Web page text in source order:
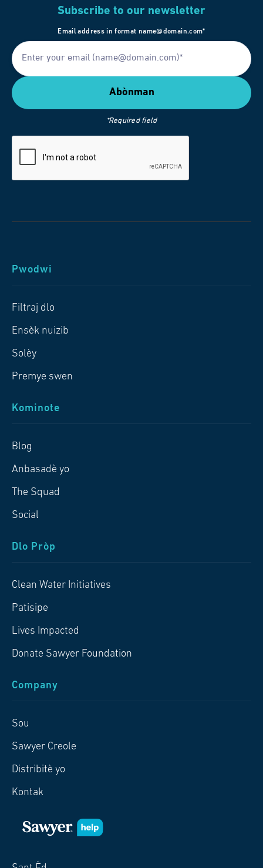
Subscribe to our newsletter
Email address in format name@domain.com*
*Required field
Pwodwi
Filtraj dlo
Ensèk nuizib
Solèy
Premye swen
Kominote
Blog
Anbasadè yo
The Squad
Social
Dlo Pròp
Clean Water Initiatives
Patisipe
Lives Impacted
Donate Sawyer Foundation
Company
Sou
Sawyer Creole
Distribitè yo
Kontak